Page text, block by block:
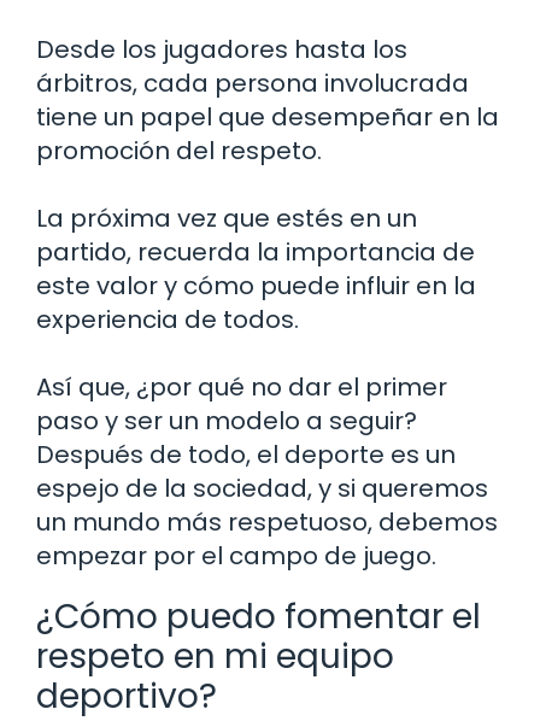
Desde los jugadores hasta los
árbitros, cada persona involucrada
tiene un papel que desempeñar en la
promoción del respeto.
La próxima vez que estés en un
partido, recuerda la importancia de
este valor y cómo puede influir en la
experiencia de todos.
Así que, ¿por qué no dar el primer
paso y ser un modelo a seguir?
Después de todo, el deporte es un
espejo de la sociedad, y si queremos
un mundo más respetuoso, debemos
empezar por el campo de juego.
¿Cómo puedo fomentar el
respeto en mi equipo
deportivo?